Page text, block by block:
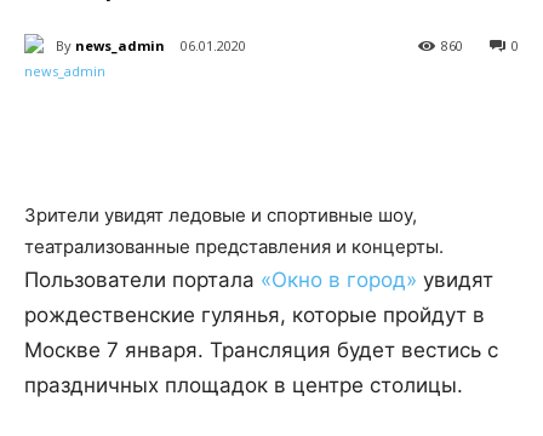
By news_admin 06.01.2020 0
860
Зрители увидят ледовые и спортивные шоу,
театрализованные представления и концерты.
Пользователи портала «Окно в город» увидят
рождественские гулянья, которые пройдут в
Москве 7 января. Трансляция будет вестись с
праздничных площадок в центре столицы.